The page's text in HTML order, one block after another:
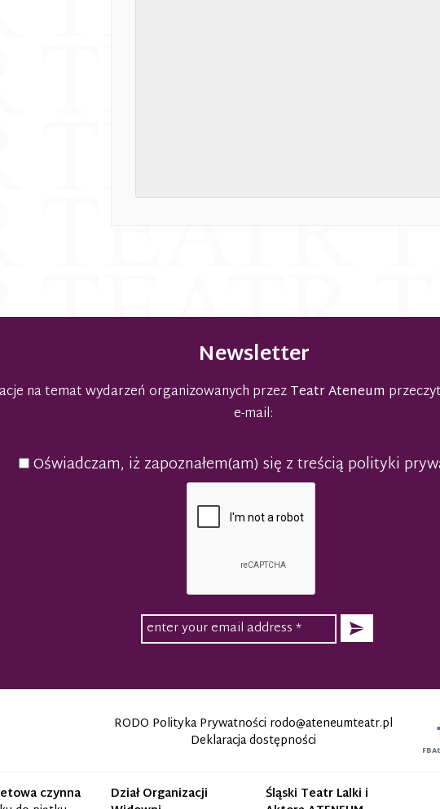
Newsletter
na temat wydarzeń organizowanych przezTeatr Ateneum
e-mail:
Oświadczam, iż zapoznałem(am) się z treścią polityki
RODO Polityka Prywatności rodo@ateneumteatr.pl
Deklaracja dostępności
czynna
Dział Organizacji
Śląski Teatr Lalki i